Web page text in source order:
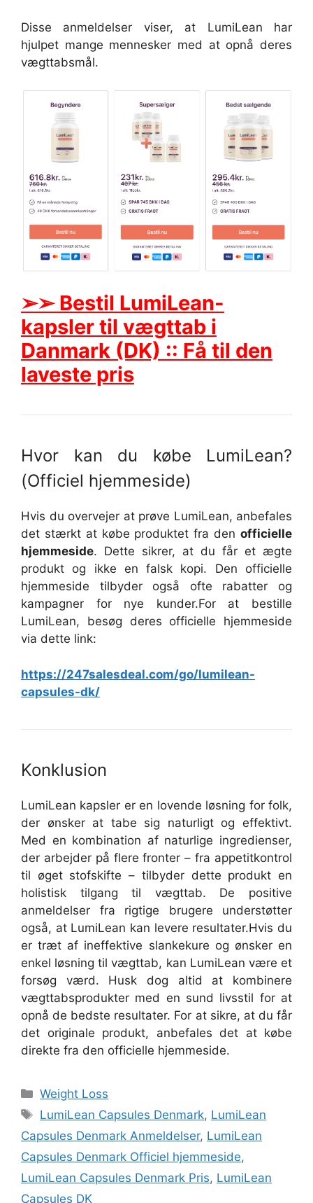
Disse anmeldelser viser, at LumiLean har
hjulpet mange mennesker med at opnå deres
vægttabsmål.
➢➢ Bestil LumiLean-
kapsler til vægttab i
Danmark (DK) :: Få til den
laveste pris
Hvor kan du købe LumiLean?
(Officiel hjemmeside)
Hvis du overvejer at prøve LumiLean, anbefales
det stærkt at købe produktet fra den officielle
hjemmeside. Dette sikrer, at du får et ægte
produkt og ikke en falsk kopi. Den officielle
hjemmeside tilbyder også ofte rabatter og
kampagner for nye kunder.For at bestille
LumiLean, besøg deres officielle hjemmeside
via dette link:
https://247salesdeal.com/go/lumilean-
capsules-dk/
Konklusion
LumiLean kapsler er en lovende løsning for folk,
der ønsker at tabe sig naturligt og effektivt.
Med en kombination af naturlige ingredienser,
der arbejder på flere fronter – fra appetitkontrol
til øget stofskifte – tilbyder dette produkt en
holistisk tilgang til vægttab. De positive
anmeldelser fra rigtige brugere understøtter
også, at LumiLean kan levere resultater.Hvis du
er træt af ineffektive slankekure og ønsker en
enkel løsning til vægttab, kan LumiLean være et
forsøg værd. Husk dog altid at kombinere
vægttabsprodukter med en sund livsstil for at
opnå de bedste resultater. For at sikre, at du får
det originale produkt, anbefales det at købe
direkte fra den officielle hjemmeside.
Categories
Weight Loss
Tags
LumiLean Capsules Denmark, LumiLean
Capsules Denmark Anmeldelser, LumiLean
Capsules Denmark Officiel hjemmeside,
LumiLean Capsules Denmark Pris, LumiLean
Capsules DK